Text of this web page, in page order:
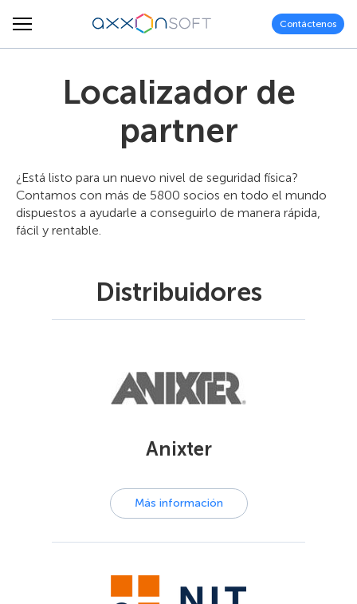
Contáctenos
Localizador de
partner
¿Está listo para un nuevo nivel de seguridad física?
Contamos con más de 5800 socios en todo el mundo
dispuestos a ayudarle a conseguirlo de manera rápida,
fácil y rentable.
Distribuidores
Anixter
Más información